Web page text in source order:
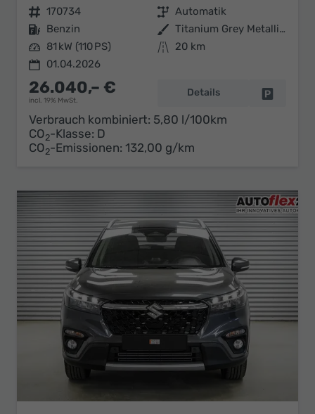
Fahrzeugnr. 170734 Getriebe Automatik
Kraftstoff Benzin Außenfarbe
Titanium Grey Metallic (ZZZ)
Leistung 81 kW (110 PS) Kilometerstand
20 km
01.04.2026
26.040,– €
incl. 19% MwSt.
Details
Verbrauch kombiniert: 5,80 l/100km
CO2-Klasse: D
CO2-Emissionen: 132,00 g/km